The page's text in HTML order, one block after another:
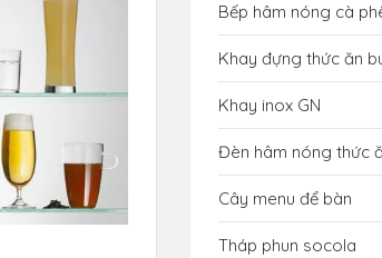
Bếp hâm nóng cà
Khay đựng thức ăn
Khay inox GN
Đèn hâm nóng thức
Cây menu để bàn
Tháp phun socola